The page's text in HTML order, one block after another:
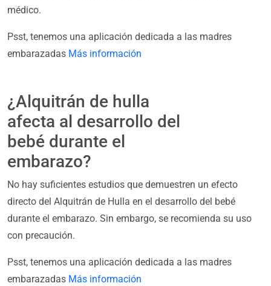
médico.
Psst, tenemos una aplicación dedicada a las madres
embarazadas Más información
¿Alquitrán de hulla
afecta al desarrollo del
bebé durante el
embarazo?
No hay suficientes estudios que demuestren un efecto
directo del Alquitrán de Hulla en el desarrollo del bebé
durante el embarazo. Sin embargo, se recomienda su uso
con precaución.
Psst, tenemos una aplicación dedicada a las madres
embarazadas Más información